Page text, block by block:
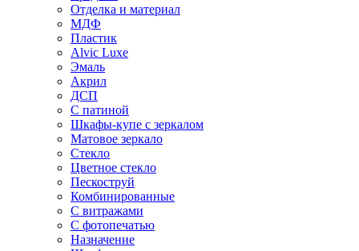
Отделка и материал
МДФ
Пластик
Alvic Luxe
Эмаль
Акрил
ДСП
С патиной
Шкафы-купе с зеркалом
Матовое зеркало
Стекло
Цветное стекло
Пескоструй
Комбинированные
С витражами
С фотопечатью
Назначение